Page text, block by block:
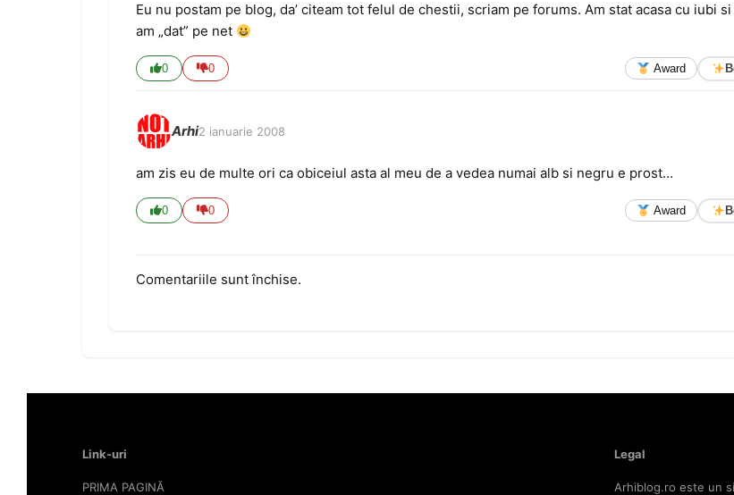
Eu nu postam pe blog, da’ citeam tot felul de chestii, scriam pe forums. Am stat acasa cu iubi
am „dat” pe net
0 0 Award
Arhi2 ianuarie 2008
am zis eu de multe ori ca obiceiul asta al meu de a vedea numai alb si negru e prost…
0 0 Award
Comentariile sunt închise.
Link-uri
PRIMA PAGINĂ
Legal
Arhiblog.ro este un